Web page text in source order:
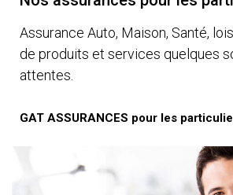
Assurance Auto, Maison, Santé,
de produits et services quelques
attentes.
GAT ASSURANCES pour les